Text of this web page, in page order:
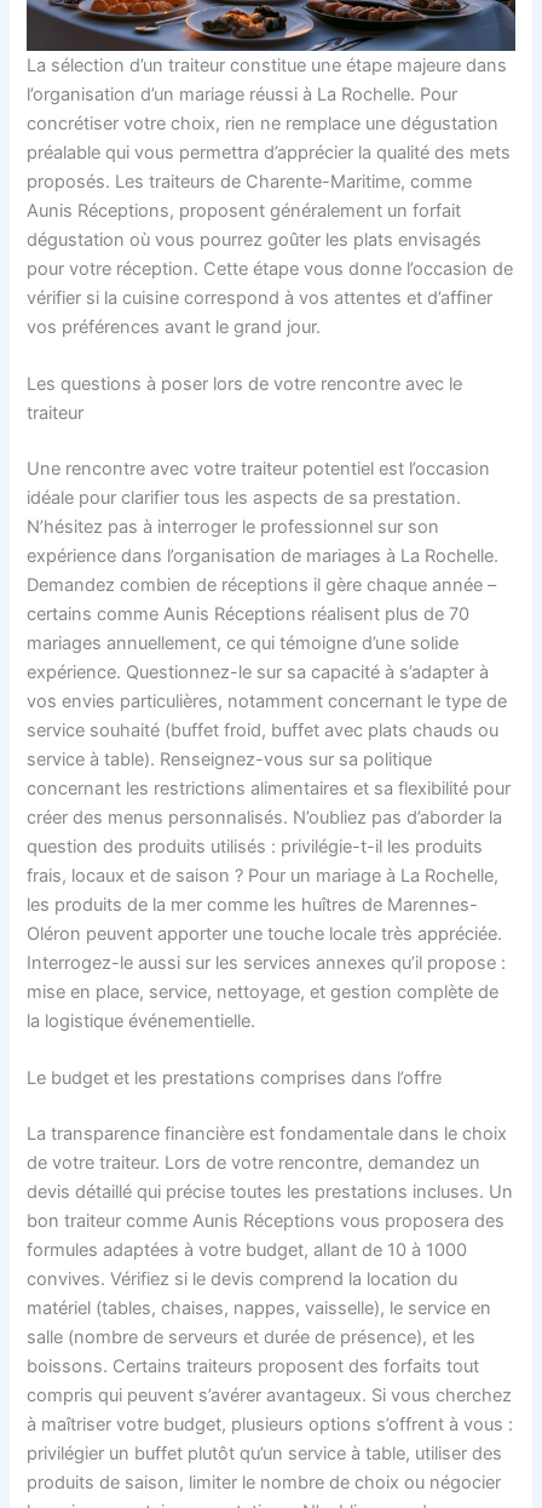
La sélection d’un traiteur constitue une étape majeure dans
l’organisation d’un mariage réussi à La Rochelle. Pour
concrétiser votre choix, rien ne remplace une dégustation
préalable qui vous permettra d’apprécier la qualité des mets
proposés. Les traiteurs de Charente-Maritime, comme
Aunis Réceptions, proposent généralement un forfait
dégustation où vous pourrez goûter les plats envisagés
pour votre réception. Cette étape vous donne l’occasion de
vérifier si la cuisine correspond à vos attentes et d’affiner
vos préférences avant le grand jour.
Les questions à poser lors de votre rencontre avec le
traiteur
Une rencontre avec votre traiteur potentiel est l’occasion
idéale pour clarifier tous les aspects de sa prestation.
N’hésitez pas à interroger le professionnel sur son
expérience dans l’organisation de mariages à La Rochelle.
Demandez combien de réceptions il gère chaque année –
certains comme Aunis Réceptions réalisent plus de 70
mariages annuellement, ce qui témoigne d’une solide
expérience. Questionnez-le sur sa capacité à s’adapter à
vos envies particulières, notamment concernant le type de
service souhaité (buffet froid, buffet avec plats chauds ou
service à table). Renseignez-vous sur sa politique
concernant les restrictions alimentaires et sa flexibilité pour
créer des menus personnalisés. N’oubliez pas d’aborder la
question des produits utilisés : privilégie-t-il les produits
frais, locaux et de saison ? Pour un mariage à La Rochelle,
les produits de la mer comme les huîtres de Marennes-
Oléron peuvent apporter une touche locale très appréciée.
Interrogez-le aussi sur les services annexes qu’il propose :
mise en place, service, nettoyage, et gestion complète de
la logistique événementielle.
Le budget et les prestations comprises dans l’offre
La transparence financière est fondamentale dans le choix
de votre traiteur. Lors de votre rencontre, demandez un
devis détaillé qui précise toutes les prestations incluses. Un
bon traiteur comme Aunis Réceptions vous proposera des
formules adaptées à votre budget, allant de 10 à 1000
convives. Vérifiez si le devis comprend la location du
matériel (tables, chaises, nappes, vaisselle), le service en
salle (nombre de serveurs et durée de présence), et les
boissons. Certains traiteurs proposent des forfaits tout
compris qui peuvent s’avérer avantageux. Si vous cherchez
à maîtriser votre budget, plusieurs options s’offrent à vous :
privilégier un buffet plutôt qu’un service à table, utiliser des
produits de saison, limiter le nombre de choix ou négocier